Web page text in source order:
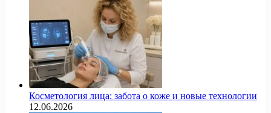
Косметология лица: забота о коже и новые технологии
12.06.2026